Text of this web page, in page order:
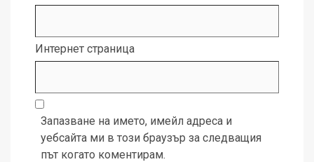
Интернет страница
Запазване на името, имейл адреса и
уебсайта ми в този браузър за следващия
път когато коментирам.